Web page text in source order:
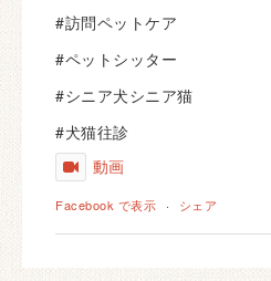
#訪問ペットケア
#ペットシッター
#シニア犬シニア猫
#犬猫往診
動画
Facebook で表示 · シェア